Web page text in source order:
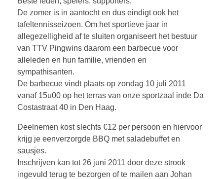
De zomer is in aantocht en dus eindigt ook het
tafeltennisseizoen. Om het sportieve jaar in
allegezelligheid af te sluiten organiseert het bestuur
van TTV Pingwins daarom een barbecue voor
alleleden en hun familie, vrienden en
sympathisanten.
De barbecue vindt plaats op zondag 10 juli 2011
vanaf 15u00 op het terras van onze sportzaal inde Da
Costastraat 40 in Den Haag.
Deelnemen kost slechts €12 per persoon en hiervoor
krijg je eenverzorgde BBQ met saladebuffet en
sausjes.
Inschrijven kan tot 26 juni 2011 door deze strook
ingevuld terug te bezorgen of te mailen aan Johan